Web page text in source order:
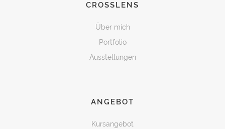
CROSSLENS
Über mich
Portfolio
Ausstellungen
ANGEBOT
Kursangebot